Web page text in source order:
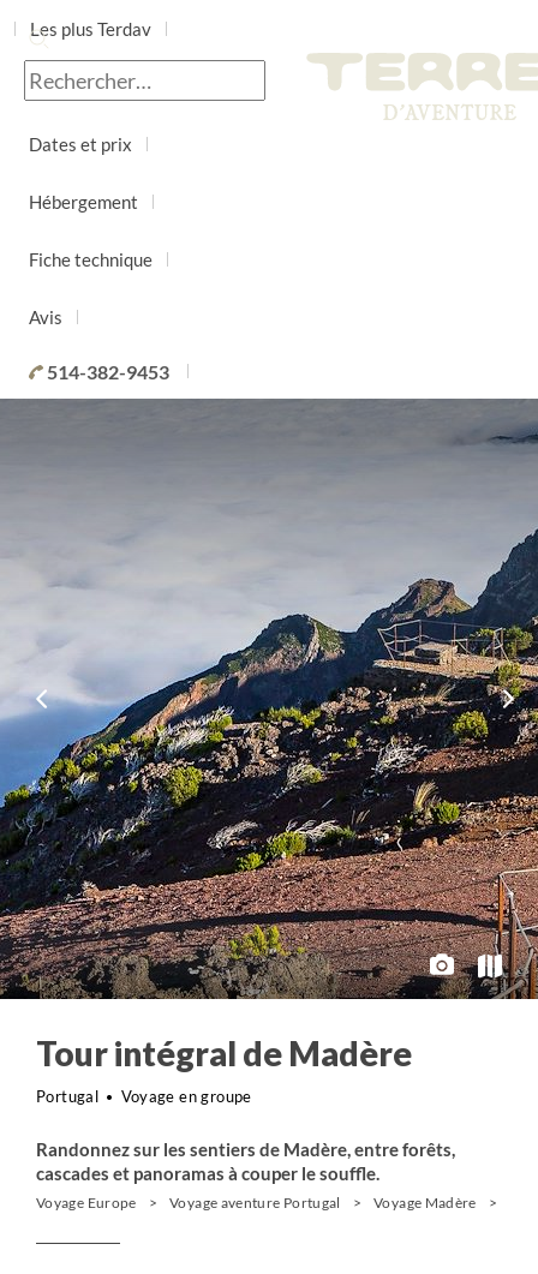
Les plus Terdav
Jour par jour
Dates et prix
Hébergement
Fiche technique
Avis
514-382-9453
Tour intégral de Madère
Portugal Voyage en groupe
Randonnez sur les sentiers de Madère, entre forêts,
cascades et panoramas à couper le souffle.
Voyage Europe Voyage aventure Portugal Voyage Madère